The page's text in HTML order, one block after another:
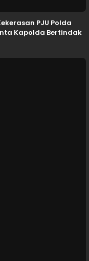
PJU Polda
Kapolda Bertindak